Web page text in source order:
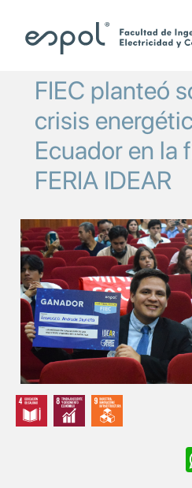
FIEC planteó
crisis
Ecuador en la
FERIA IDEAR
Image